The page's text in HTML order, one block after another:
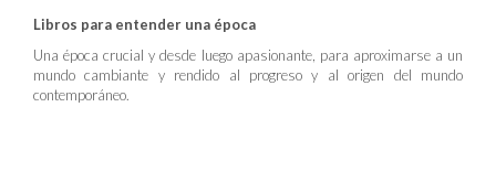
Libros para entender una época
Una época crucial y desde luego apasionante, para aproximarse a un
mundo cambiante y rendido al progreso y al origen del mundo
contemporáneo.